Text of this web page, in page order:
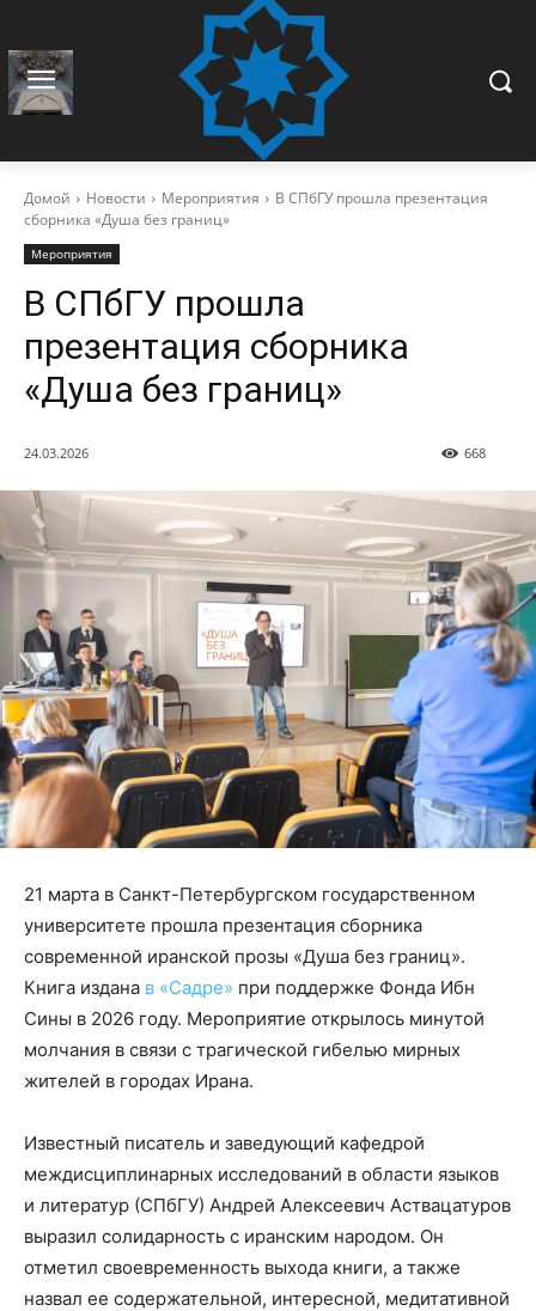
Домой Новости Мероприятия
В СПбГУ прошла презентация
сборника «Душа без границ»
Мероприятия
В СПбГУ прошла
презентация сборника
«Душа без границ»
24.03.2026 668
21 марта в Санкт-Петербургском государственном
университете прошла презентация сборника
современной иранской прозы «Душа без границ».
Книга издана в «Садре» при поддержке Фонда Ибн
Сины в 2026 году. Мероприятие открылось минутой
молчания в связи с трагической гибелью мирных
жителей в городах Ирана.
Известный писатель и заведующий кафедрой
междисциплинарных исследований в области языков
и литератур (СПбГУ) Андрей Алексеевич Аствацатуров
выразил солидарность с иранским народом. Он
отметил своевременность выхода книги, а также
назвал ее содержательной, интересной, медитативной